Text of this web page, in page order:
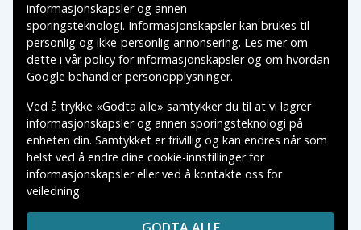
Betalingsalternativer
Leveringsalternativer
VAREMERKER SOM NEVNES PÅ DENNE WEB TILHØRER
informasjonskapsler og annen
sporingsteknologi. Informasjonskapsler kan brukes til
personlig og ikke-personlig annonsering. Les mer om
dette i vårpolicy for informasjonskapslerog om hvordan
Google behandler personopplysninger.
Ved å trykke «Godta alle» samtykker du til at vi lagrer
informasjonskapsler og annen sporingsteknologi på
enheten din. Samtykket er frivillig og kan endres når som
helst ved å endre dine cookie-innstillinger for
informasjonskapsler eller ved å kontakte oss for
veiledning.